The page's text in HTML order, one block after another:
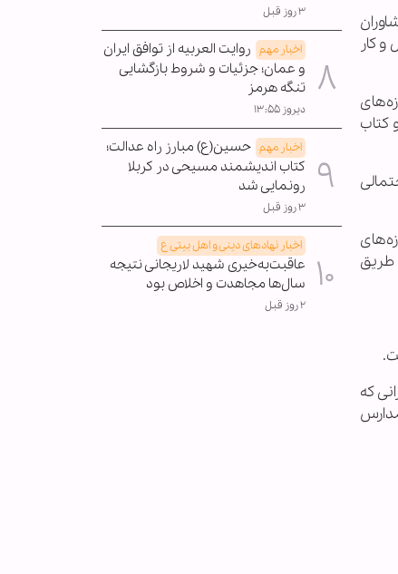
کار
کتاب
طریق
که
۳ روز قبل
اخبار مهم روایت العربیه از توافق ایران
و عمان؛ جزئیات و شروط بازگشایی
تنگه هرمز
دیروز ۱۳:۵۵
اخبار مهم حسین(ع) مبارز راه عدالت؛
کتاب اندیشمند مسیحی در کربلا
رونمایی شد
۳ روز قبل
اخبار نهادهای دینی و اهل بیتی ع
عاقبت‌به‌خیری شهید لاریجانی نتیجه
سال‌ها مجاهدت و اخلاص بود
۲ روز قبل